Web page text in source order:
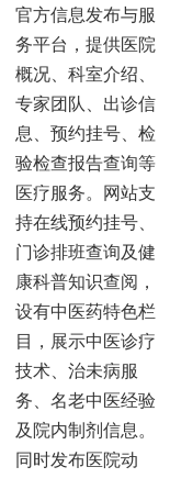
官方信息发布与服
务平台，提供医院
概况、科室介绍、
专家团队、出诊信
息、预约挂号、检
验检查报告查询等
医疗服务。网站支
持在线预约挂号、
门诊排班查询及健
康科普知识查阅，
设有中医药特色栏
目，展示中医诊疗
技术、治未病服
务、名老中医经验
及院内制剂信息。
同时发布医院动